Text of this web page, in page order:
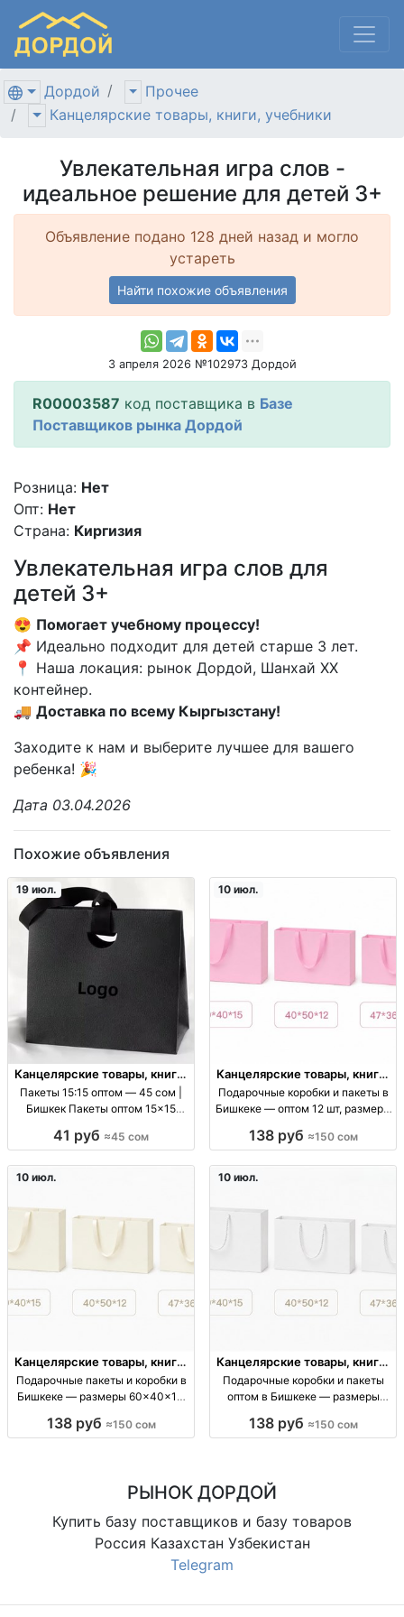
Дордой
Прочее
Канцелярские товары, книги, учебники
Увлекательная игра слов -
идеальное решение для детей 3+
Объявление подано 128 дней назад и могло
устареть
Найти похожие объявления
3 апреля 2026 №102973 Дордой
R00003587 код поставщика в Базе
Поставщиков рынка Дордой
Розница: Нет
Опт: Нет
Страна: Киргизия
Увлекательная игра слов для
детей 3+
😍 Помогает учебному процессу!
📌 Идеально подходит для детей старше 3 лет.
📍 Наша локация: рынок Дордой, Шанхай XX
контейнер.
🚚 Доставка по всему Кыргызстану!
Заходите к нам и выберите лучшее для вашего
ребенка! 🎉
Дата 03.04.2026
Похожие объявления
19 июл.
Канцелярские товары, книги,
учебники
Пакеты 15:15 оптом — 45 сом |
Бишкек Пакеты оптом 15×15
упаковки, цена 45 KGS
41 руб ≈45 сом
10 июл.
Канцелярские товары, книги,
учебники
Подарочные коробки и пакеты в
Бишкеке — оптом 12 шт, размеры
подарочные коробки, размеры
47х36х10, 38х32х10, 32х26х10; от
138 руб ≈150 сом
10 июл.
Канцелярские товары, книги,
учебники
Подарочные пакеты и коробки в
Бишкеке — размеры 60×40×15,
подарочные кор/пакеты; опт;
138 руб ≈150 сом
10 июл.
Канцелярские товары, книги,
учебники
Подарочные коробки и пакеты
оптом в Бишкеке — размеры
подарочные коробки/пакеты
138 руб ≈150 сом
РЫНОК ДОРДОЙ
Купить базу поставщиков и базу товаров
Россия Казахстан Узбекистан
Telegram